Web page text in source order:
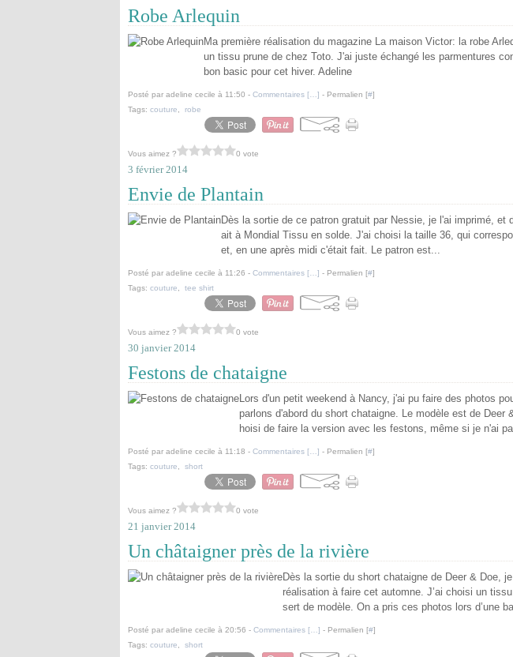
Robe Arlequin
Ma première réalisation du magazine La maison Victor: la robe
un tissu prune de chez Toto. J'ai juste échangé les parmentures
bon basic pour cet hiver. Adeline
Posté par adeline cecile à 11:50 - Commentaires [ ] - Permalien [#]
Tags: couture robe
Vous aimez ? 0 vote
3 février 2014
Envie de Plantain
Dès la sortie de ce patron gratuit par Nessie, je l'ai imprimé, et
ait à Mondial Tissu en solde. J'ai choisi la taille 36, qui
et, en une après midi c'était fait. Le patron est...
Posté par adeline cecile à 11:26 - Commentaires [ ] - Permalien [#]
Tags: couture tee shirt
Vous aimez ? 0 vote
30 janvier 2014
Festons de chataigne
Lors d'un petit weekend à Nancy, j'ai pu faire des photos
parlons d'abord du short chataigne. Le modèle est de Deer
hoisi de faire la version avec les festons, même si je n'ai
Posté par adeline cecile à 11:18 - Commentaires [ ] - Permalien [#]
Tags: couture short
Vous aimez ? 0 vote
21 janvier 2014
Un châtaigner près de la rivière
Dès la sortie du short chataigne de Deer & Doe,
réalisation à faire cet automne. J’ai choisi un
sert de modèle. On a pris ces photos lors d’une
Posté par adeline cecile à 20:56 - Commentaires [ ] - Permalien [#]
Tags: couture short